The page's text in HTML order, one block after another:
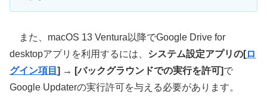
また、macOS 13 Ventura以降でGoogle Drive for
desktopアプリを利用するには、 システム設定アプリの[ロ
グイン項目 ] → [バックグラウンドでの実行を許可]で
Google Updaterの実行許可を与える必要があります。